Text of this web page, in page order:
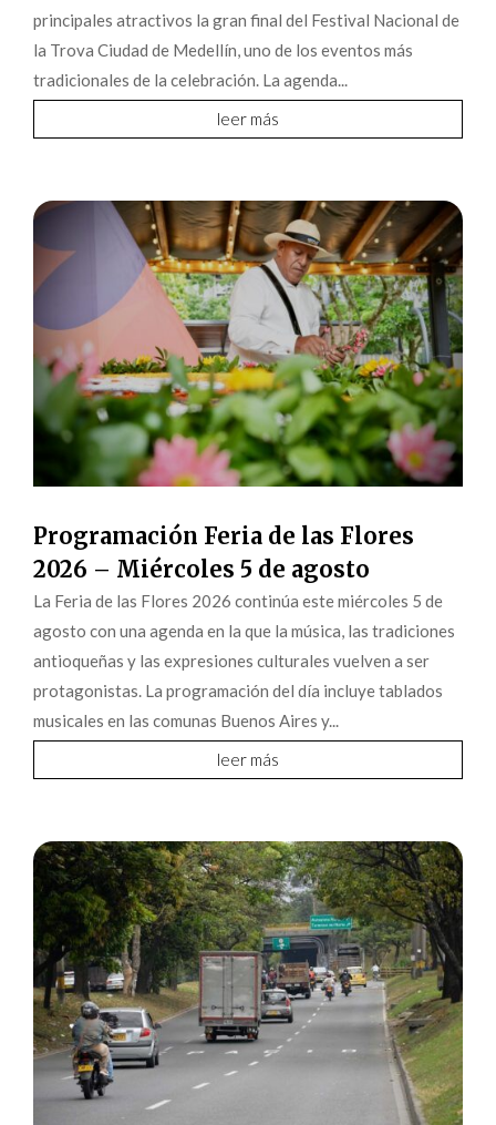
principales atractivos la gran final del Festival Nacional de
la Trova Ciudad de Medellín, uno de los eventos más
tradicionales de la celebración. La agenda...
leer más
Programación Feria de las Flores
2026 – Miércoles 5 de agosto
La Feria de las Flores 2026 continúa este miércoles 5 de
agosto con una agenda en la que la música, las tradiciones
antioqueñas y las expresiones culturales vuelven a ser
protagonistas. La programación del día incluye tablados
musicales en las comunas Buenos Aires y...
leer más